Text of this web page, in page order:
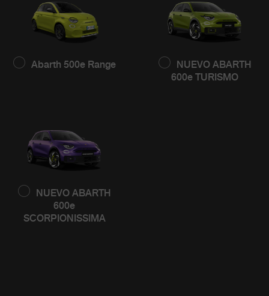
Abarth 500e Range
NUEVO ABARTH
600e TURISMO
NUEVO ABARTH
600e
SCORPIONISSIMA